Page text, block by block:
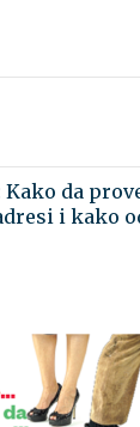
Kako da
i kako